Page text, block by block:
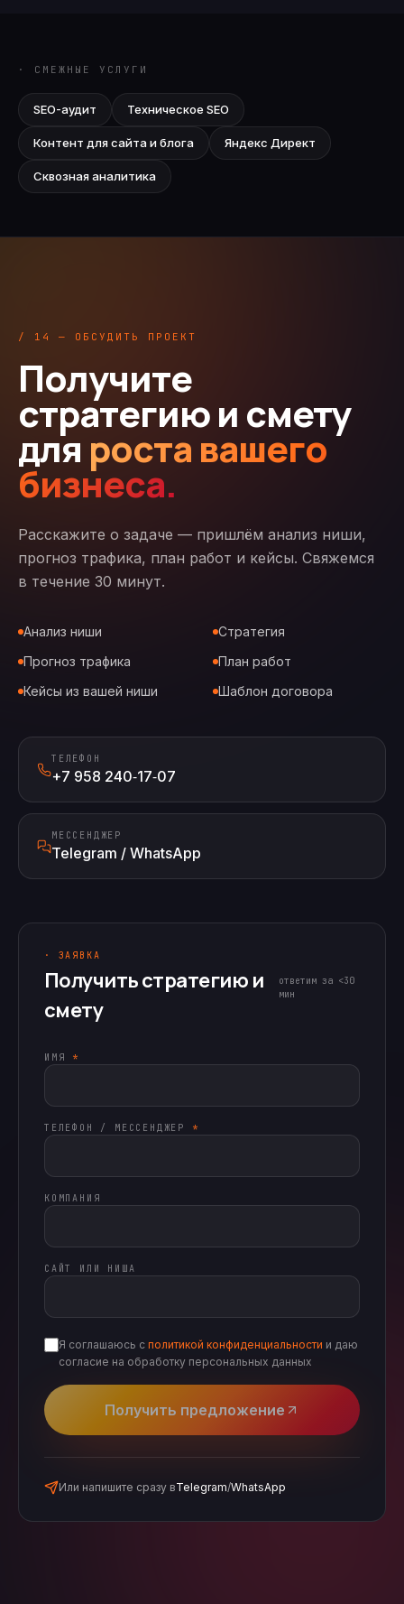
· СМЕЖНЫЕ УСЛУГИ
SEO-аудит Техническое SEO
Контент для сайта и блога Яндекс Директ
Сквозная аналитика
/ 14 — ОБСУДИТЬ ПРОЕКТ
Получите
стратегию и смету
для роста вашего
бизнеса.
Расскажите о задаче — пришлём анализ ниши,
прогноз трафика, план работ и кейсы. Свяжемся
в течение 30 минут.
Анализ ниши
Стратегия
Прогноз трафика
План работ
Кейсы из вашей ниши
Шаблон договора
ТЕЛЕФОН
+7 958 240‑17‑07
МЕССЕНДЖЕР
Telegram / WhatsApp
· ЗАЯВКА
Получить стратегию и
смету
ответим за <30
мин
ИМЯ *
ТЕЛЕФОН / МЕССЕНДЖЕР *
КОМПАНИЯ
САЙТ ИЛИ НИША
Я соглашаюсь с политикой конфиденциальности и даю
согласие на обработку персональных данных
Получить предложение
Или напишите сразу вTelegram/WhatsApp